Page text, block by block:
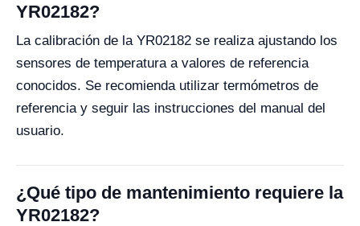
YR02182?
La calibración de la YR02182 se realiza ajustando los
sensores de temperatura a valores de referencia
conocidos. Se recomienda utilizar termómetros de
referencia y seguir las instrucciones del manual del
usuario.
¿Qué tipo de mantenimiento requiere la
YR02182?